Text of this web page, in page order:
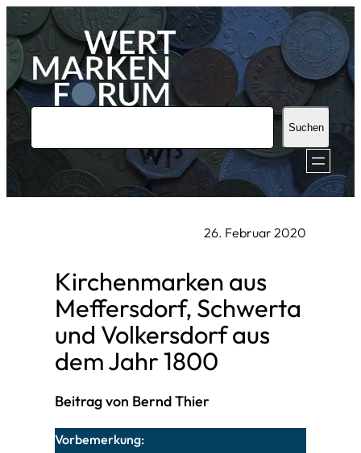
Zum
Inhalt
springen
u
h
Suchen
26. Februar 2020
Kirchenmarken aus
Meffersdorf, Schwerta
und Volkersdorf aus
dem Jahr 1800
Beitrag von Bernd Thier
Vorbemerkung: